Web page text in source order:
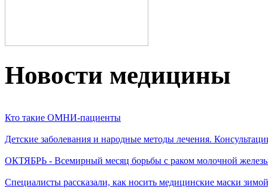
Новости медицины
Кто такие ОМНИ-пациенты
Детские заболевания и народные методы лечения.
ОКТЯБРЬ - Всемирный месяц борьбы с раком молочной
Специалисты рассказали, как носить медицинские маски зимой